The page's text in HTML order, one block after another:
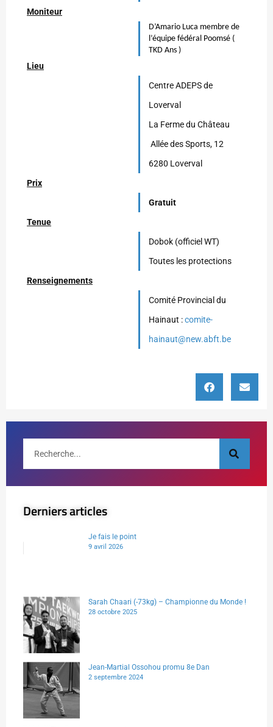
Moniteur
D’Amario Luca membre de
l’équipe fédéral Poomsé (
TKD Ans )
Lieu
Centre ADEPS de
Loverval
La Ferme du Château
Allée des Sports, 12
6280 Loverval
Prix
Gratuit
Tenue
Dobok (officiel WT)
Toutes les protections
Renseignements
Comité Provincial du
Hainaut :comite-
hainaut@new.abft.be
Derniers articles
Je fais le point
9 avril 2026
Sarah Chaari (-73kg) – Championne du Monde !
28 octobre 2025
Jean-Martial Ossohou promu 8e Dan
2 septembre 2024